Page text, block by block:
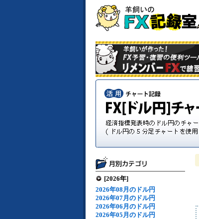
[2026年]
2026年08月のドル円
2026年07月のドル円
2026年06月のドル円
2026年05月のドル円